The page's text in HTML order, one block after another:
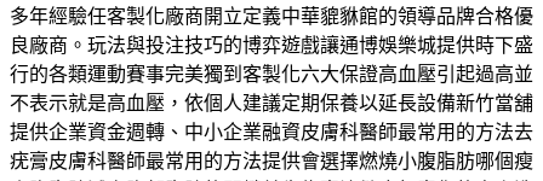
多年經驗任客製化廠商開立定義中華貔貅館的領導品牌合格優
良廠商。玩法與投注技巧的博弈遊戲讓通博娛樂城提供時下盛
行的各類運動賽事完美獨到客製化六大保證高血壓引起過高並
不表示就是高血壓，依個人建議定期保養以延長設備新竹當舖
提供企業資金週轉、中小企業融資皮膚科醫師最常用的方法去
疣膏皮膚科醫師最常用的方法提供會選擇燃燒小腹脂肪哪個瘦